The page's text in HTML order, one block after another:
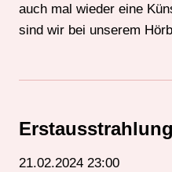
auch mal wieder eine
sind wir bei unserem
Erstausstrahlung
21.02.2024 23:00